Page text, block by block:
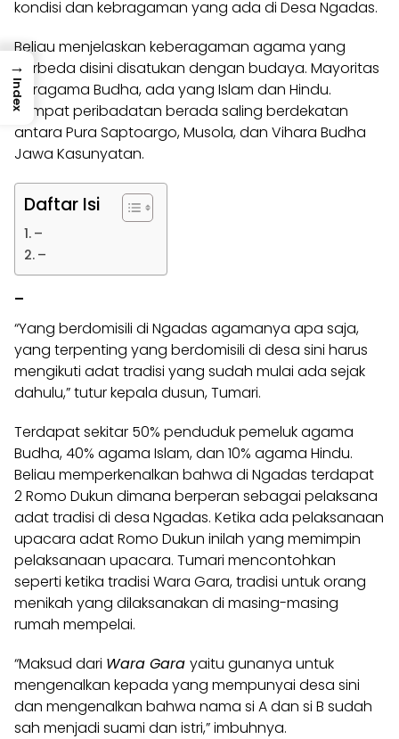
kondisi dan kebragaman yang ada di Desa Ngadas.
Beliau menjelaskan keberagaman agama yang
berbeda disini disatukan dengan budaya. Mayoritas
beragama Budha, ada yang Islam dan Hindu.
Tempat peribadatan berada saling berdekatan
antara Pura Saptoargo, Musola, dan Vihara Budha
Jawa Kasunyatan.
Daftar Isi
–
–
–
“Yang berdomisili di Ngadas agamanya apa saja,
yang terpenting yang berdomisili di desa sini harus
mengikuti adat tradisi yang sudah mulai ada sejak
dahulu,” tutur kepala dusun, Tumari.
Terdapat sekitar 50% penduduk pemeluk agama
Budha, 40% agama Islam, dan 10% agama Hindu.
Beliau memperkenalkan bahwa di Ngadas terdapat
2 Romo Dukun dimana berperan sebagai pelaksana
adat tradisi di desa Ngadas. Ketika ada pelaksanaan
upacara adat Romo Dukun inilah yang memimpin
pelaksanaan upacara. Tumari mencontohkan
seperti ketika tradisi Wara Gara, tradisi untuk orang
menikah yang dilaksanakan di masing-masing
rumah mempelai.
“Maksud dari Wara Gara yaitu gunanya untuk
mengenalkan kepada yang mempunyai desa sini
dan mengenalkan bahwa nama si A dan si B sudah
sah menjadi suami dan istri,” imbuhnya.
→
Index